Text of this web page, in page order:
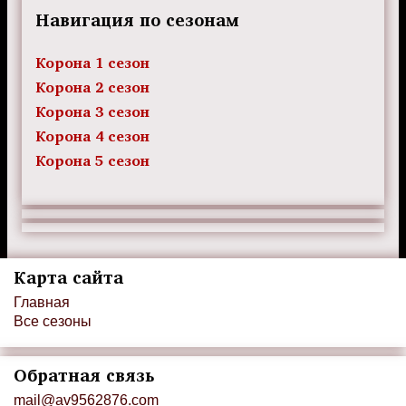
Навигация по сезонам
Корона 1 сезон
Корона 2 сезон
Корона 3 сезон
Корона 4 сезон
Корона 5 сезон
Карта сайта
Главная
Все сезоны
Обратная связь
mail@av9562876.com